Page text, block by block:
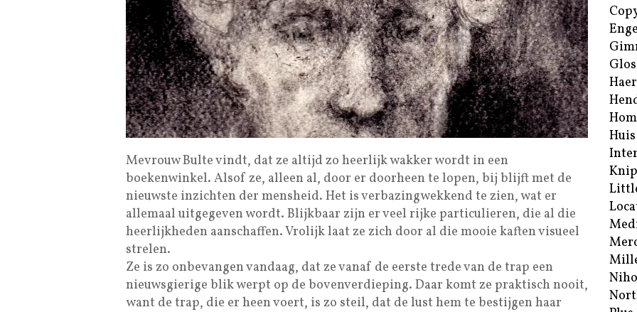
Mevrouw Bulte vindt, dat ze altijd zo heerlijk wakker wordt in een
boekenwinkel. Alsof ze, alleen al, door er doorheen te lopen, bij blijft met de
nieuwste inzichten der mensheid. Het is verbazingwekkend te zien, wat er
allemaal uitgegeven wordt. Blijkbaar zijn er veel rijke particulieren, die al die
heerlijkheden aanschaffen. Vrolijk laat ze zich door al die mooie kaften visueel
strelen.
Ze is zo onbevangen vandaag, dat ze vanaf de eerste trede van de trap een
nieuwsgierige blik werpt op de bovenverdieping. Daar komt ze praktisch nooit,
want de trap, die er heen voert, is zo steil, dat de lust hem te bestijgen haar